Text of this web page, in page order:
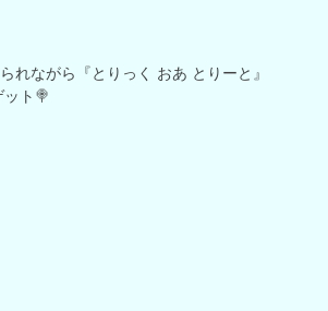
れながら『とりっく おあ とりーと』
ト🍭